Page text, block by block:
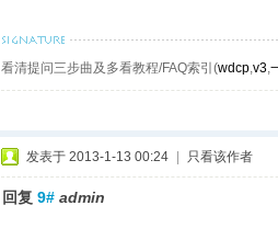
看清提问三步曲及多看教程/FAQ索引(wdcp,v3,
发表于 2013-1-13 00:24 只看该作者
回复 9# admin